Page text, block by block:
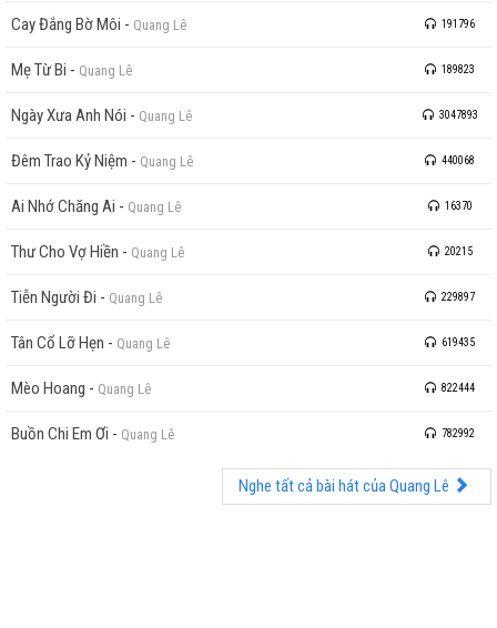
Cay Đắng Bờ Môi - Quang Lê 191796
Mẹ Từ Bi - Quang Lê 189823
Ngày Xưa Anh Nói - Quang Lê 3047893
Đêm Trao Kỷ Niệm - Quang Lê 440068
Ai Nhớ Chăng Ai - Quang Lê 16370
Thư Cho Vợ Hiền - Quang Lê 20215
Tiễn Người Đi - Quang Lê 229897
Tân Cổ Lỡ Hẹn - Quang Lê 619435
Mèo Hoang - Quang Lê 822444
Buồn Chi Em Ơi - Quang Lê 782992
Nghe tất cả bài hát của Quang Lê